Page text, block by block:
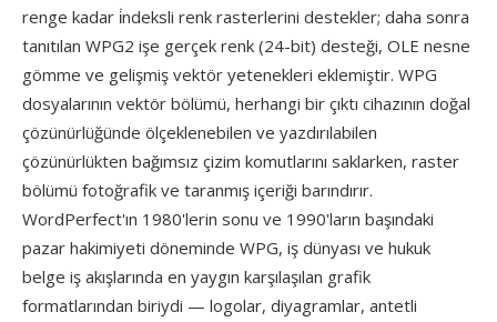
renge kadar i̇ndeksli renk rasterlerini destekler; daha sonra
tanıtılan WPG2 işe gerçek renk (24-bit) desteği, OLE nesne
gömme ve gelişmiş vektör yetenekleri eklemiştir. WPG
dosyalarının vektör bölümü, herhangi bir çıktı cihazının doğal
çözünürlüğünde ölçeklenebilen ve yazdırılabilen
çözünürlükten bağımsız çizim komutlarını saklarken, raster
bölümü fotoğrafik ve taranmış içeriği barındırır.
WordPerfect'ın 1980'lerin sonu ve 1990'ların başındaki
pazar hakimiyeti döneminde WPG, iş dünyası ve hukuk
belge iş akışlarında en yaygın karşılaşılan grafik
formatlarından biriydi — logolar, diyagramlar, antetli